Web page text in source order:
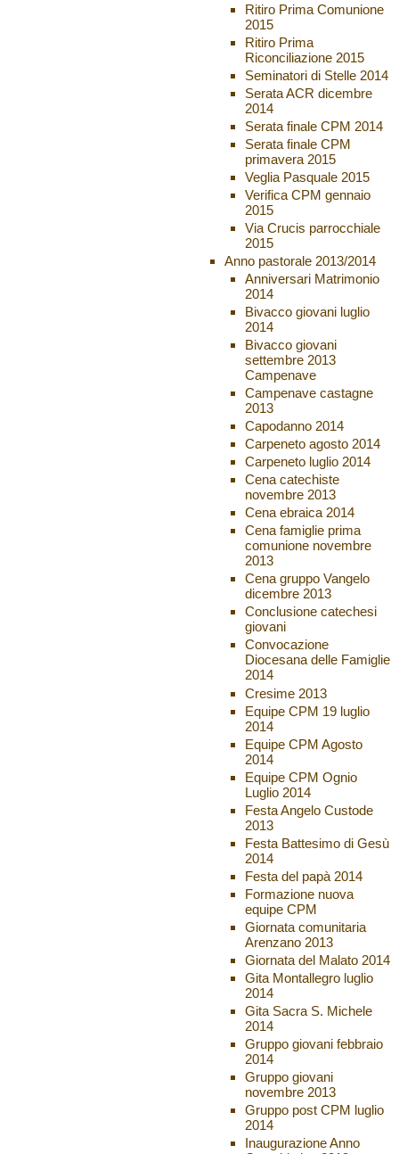
Ritiro Prima Comunione
2015
Ritiro Prima
Riconciliazione 2015
Seminatori di Stelle 2014
Serata ACR dicembre
2014
Serata finale CPM 2014
Serata finale CPM
primavera 2015
Veglia Pasquale 2015
Verifica CPM gennaio
2015
Via Crucis parrocchiale
2015
Anno pastorale 2013/2014
Anniversari Matrimonio
2014
Bivacco giovani luglio
2014
Bivacco giovani
settembre 2013
Campenave
Campenave castagne
2013
Capodanno 2014
Carpeneto agosto 2014
Carpeneto luglio 2014
Cena catechiste
novembre 2013
Cena ebraica 2014
Cena famiglie prima
comunione novembre
2013
Cena gruppo Vangelo
dicembre 2013
Conclusione catechesi
giovani
Convocazione
Diocesana delle Famiglie
2014
Cresime 2013
Equipe CPM 19 luglio
2014
Equipe CPM Agosto
2014
Equipe CPM Ognio
Luglio 2014
Festa Angelo Custode
2013
Festa Battesimo di Gesù
2014
Festa del papà 2014
Formazione nuova
equipe CPM
Giornata comunitaria
Arenzano 2013
Giornata del Malato 2014
Gita Montallegro luglio
2014
Gita Sacra S. Michele
2014
Gruppo giovani febbraio
2014
Gruppo giovani
novembre 2013
Gruppo post CPM luglio
2014
Inaugurazione Anno